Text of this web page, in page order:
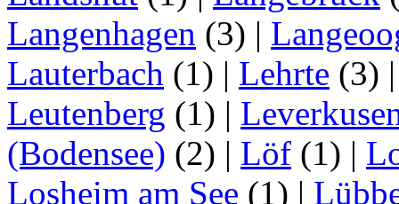
Langenhagen (3) |
Lauterbach (1) | Lehrte (3)
Leutenberg (1) |
(Bodensee) (2) | Löf (1) |
Losheim am See (1) |